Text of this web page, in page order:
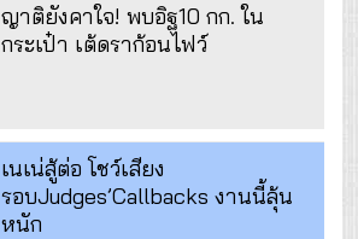
ญาติยังคาใจ! พบอิฐ10 กก. ใน
กระเป๋า เต้ดราก้อนไฟว์
เนเน่สู้ต่อ โชว์เสียง
รอบJudges’Callbacks งานนี้ลุ้น
หนัก